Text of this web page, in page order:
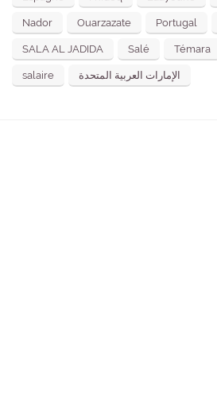
Nador Ouarzazate Portugal
SALA AL JADIDA Salé Témara
salaire الإمارات العربية المتحدة